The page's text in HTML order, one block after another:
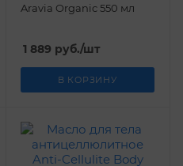
Aravia Organic 550 мл
1 889 руб./шт
В КОРЗИНУ